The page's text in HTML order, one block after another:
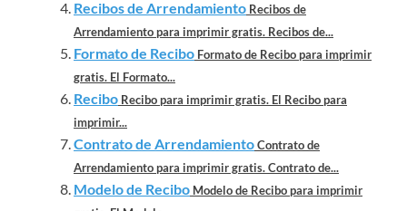
Recibos de Arrendamiento Recibos de
Arrendamiento para imprimir gratis. Recibos de...
Formato de Recibo Formato de Recibo para imprimir
gratis. El Formato...
Recibo Recibo para imprimir gratis. El Recibo para
imprimir...
Contrato de ArrendamientoContrato de
Arrendamiento para imprimir gratis. Contrato de...
Modelo de Recibo Modelo de Recibo para imprimir